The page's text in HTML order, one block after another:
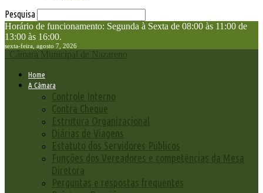
Pesquisa
Horário de funcionamento: Segunda à Sexta de 08:00 às 11:00 de
13:00 às 16:00.
sexta-feira, agosto 7, 2026
Câmara Municipal de Nazareno
Home
A Câmara
Controle Interno
Contra Cheque
Estrutura Organizacional
Diárias de Viagens
Estatuto dos Servidores Públicos
Funções dos Vereadores e competências da Mesa
Diretora
Perguntas e respostas frequentes